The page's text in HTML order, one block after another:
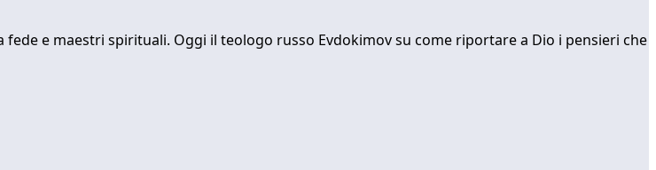
e maestri spirituali. Oggi il teologo russo Evdokimov su come riportare a Dio i pensieri che